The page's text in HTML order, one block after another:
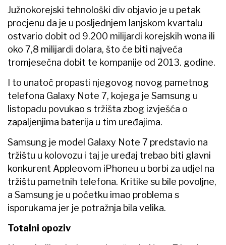
Južnokorejski tehnološki div objavio je u petak
procjenu da je u posljednjem lanjskom kvartalu
ostvario dobit od 9.200 milijardi korejskih wona ili
oko 7,8 milijardi dolara, što će biti najveća
tromjesečna dobit te kompanije od 2013. godine.
I to unatoč propasti njegovog novog pametnog
telefona Galaxy Note 7, kojega je Samsung u
listopadu povukao s tržišta zbog izvješća o
zapaljenjima baterija u tim uređajima.
Samsung je model Galaxy Note 7 predstavio na
tržištu u kolovozu i taj je uređaj trebao biti glavni
konkurent Appleovom iPhoneu u borbi za udjel na
tržištu pametnih telefona. Kritike su bile povoljne,
a Samsung je u početku imao problema s
isporukama jer je potražnja bila velika.
Totalni opoziv